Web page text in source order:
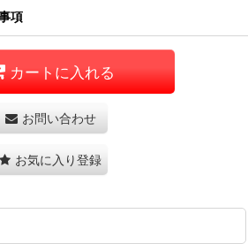
項
カートに入れる
お問い合わせ
お気に入り登録